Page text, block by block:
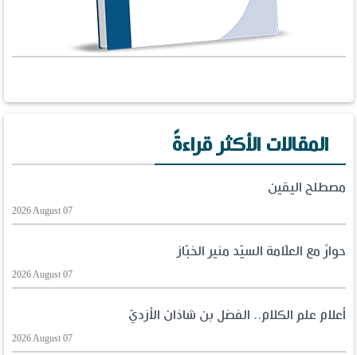
المقالات الأكثر قراءةً
مصطلح اليقين
2026 August 07
حوارٌ مع العلّامة السيّد منير الخبّاز
2026 August 07
أعلام علم الكلام.. الفضل بن شاذان الأزديّ
2026 August 07